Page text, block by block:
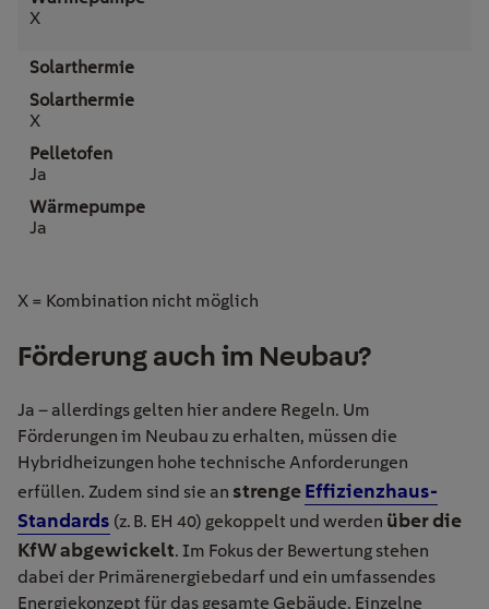
X
Solarthermie
X
Ja
Ja
X = Kombination nicht möglich
Förderung auch im Neubau?
Ja – allerdings gelten hier andere Regeln. Um
Förderungen im Neubau zu erhalten, müssen die
Hybridheizungen hohe technische Anforderungen
erfüllen. Zudem sind sie an strengeEffizienzhaus-
Standards (z. B. EH 40) gekoppelt und werden über die
KfW abgewickelt. Im Fokus der Bewertung stehen
dabei der Primärenergiebedarf und ein umfassendes
Energiekonzept für das gesamte Gebäude. Einzelne